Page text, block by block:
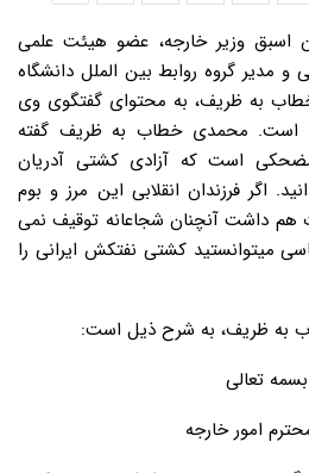
اسبق وزیر خارجه، عضو هیئت علمی
مدیر گروه روابط بین الملل دانشگاه
به ظریف، به محتوای گفتگوی وی
است. محمدی خطاب به ظریف گفته
است که آزادی کشتی آدریان
اگر فرزندان انقلابی این مرز و بوم
هم داشت آنچنان شجاعانه توقیف نمی
میتوانستید کشتی نفتکش ایرانی را
به ظریف، به شرح ذیل است:
بسمه تعالی
امور خارجه